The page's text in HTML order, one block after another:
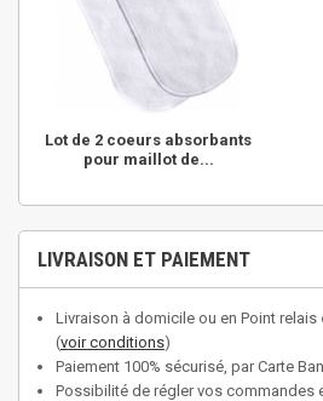
Lot de 2 coeurs absorbants
pour maillot de...
LIVRAISON ET PAIEMENT
Livraison à domicile ou en Point relais
(voir conditions)
Paiement 100% sécurisé, par Carte
Possibilité de régler vos commandes